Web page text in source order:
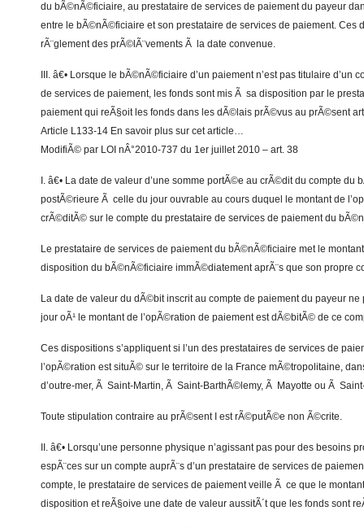
du bÃ©nÃ©ficiaire, au prestataire de services de paiement du payeur
entre le bÃ©nÃ©ficiaire et son prestataire de services de paiement. Ces
rÃ¨glement des prÃ©lÃ¨vements Ã la date convenue.
III. â€• Lorsque le bÃ©nÃ©ficiaire d’un paiement n’est pas titulaire d’un
de services de paiement, les fonds sont mis Ã sa disposition par le
paiement qui reÃ§oit les fonds dans les dÃ©lais prÃ©vus au prÃ©sent
Article L133-14 En savoir plus sur cet article…
ModifiÃ© par LOI nÂ°2010-737 du 1er juillet 2010 – art. 38
I. â€• La date de valeur d’une somme portÃ©e au crÃ©dit du compte du
postÃ©rieure Ã celle du jour ouvrable au cours duquel le montant de
crÃ©ditÃ© sur le compte du prestataire de services de paiement du
Le prestataire de services de paiement du bÃ©nÃ©ficiaire met le
disposition du bÃ©nÃ©ficiaire immÃ©diatement aprÃ¨s que son propre
La date de valeur du dÃ©bit inscrit au compte de paiement du payeur ne
jour oÃ¹ le montant de l’opÃ©ration de paiement est dÃ©bitÃ© de ce
Ces dispositions s’appliquent si l’un des prestataires de services de
l’opÃ©ration est situÃ© sur le territoire de la France mÃ©tropolitaine,
d’outre-mer, Ã Saint-Martin, Ã Saint-BarthÃ©lemy, Ã Mayotte ou Ã
Toute stipulation contraire au prÃ©sent I est rÃ©putÃ©e non Ã©crite.
II. â€• Lorsqu’une personne physique n’agissant pas pour des besoins
espÃ¨ces sur un compte auprÃ¨s d’un prestataire de services de
compte, le prestataire de services de paiement veille Ã ce que le
disposition et reÃ§oive une date de valeur aussitÃ´t que les fonds sont